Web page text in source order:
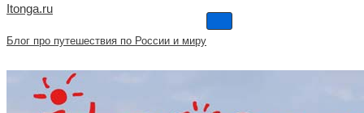
Itonga.ru
Блог про путешествия по России и миру
Меню